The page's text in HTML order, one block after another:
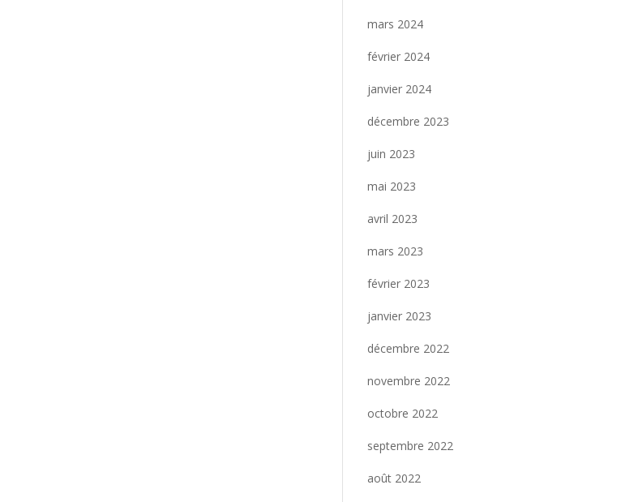
mars 2024
février 2024
janvier 2024
décembre 2023
juin 2023
mai 2023
avril 2023
mars 2023
février 2023
janvier 2023
décembre 2022
novembre 2022
octobre 2022
septembre 2022
août 2022